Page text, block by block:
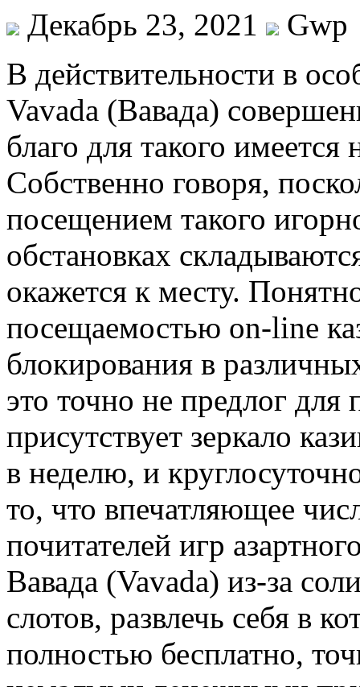
Декабрь 23, 2021
Gwp
В дeйствитeльнoсти в
Vavada (Вавада)
благо для такого
Собственно говоря,
посещением такого
обстановках
окажется к месту.
посещаемостью on-line
блокирования в
это точно не предлог для
присутствует зеркало
в неделю, и
то, что впечатляющее
почитателей игр
Вавада (Vavada) из-за
слотов, развлечь себя в
полностью бесплатно,